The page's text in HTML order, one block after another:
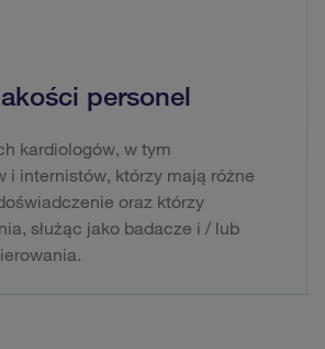
personel
kardiologów, w tym
i internistów, którzy mają różne
oraz którzy
służąc jako badacze i / lub